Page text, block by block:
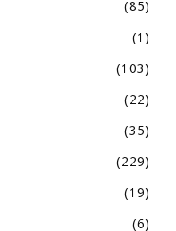
85
1
103
22
35
229
19
6